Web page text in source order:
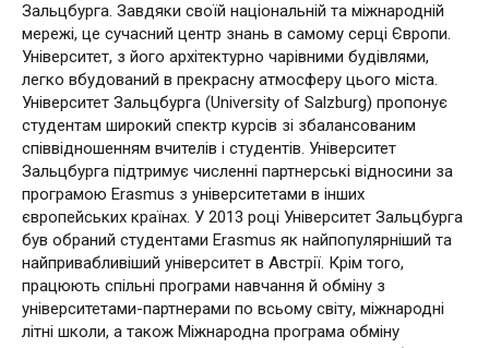
Зальцбурга. Завдяки своїй національній та міжнародній
мережі, це сучасний центр знань в самому серці Європи.
Університет, з його архітектурно чарівними будівлями,
легко вбудований в прекрасну атмосферу цього міста.
Університет Зальцбурга (University of Salzburg) пропонує
студентам широкий спектр курсів зі збалансованим
співвідношенням вчителів і студентів. Університет
Зальцбурга підтримує численні партнерські відносини за
програмою Erasmus з університетами в інших
європейських країнах. У 2013 році Університет Зальцбурга
був обраний студентами Erasmus як найпопулярніший та
найпривабливіший університет в Австрії. Крім того,
працюють спільні програми навчання й обміну з
університетами-партнерами по всьому світу, міжнародні
літні школи, а також Міжнародна програма обміну